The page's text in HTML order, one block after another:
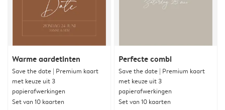
Warme aardetinten
Save the date | Premium kaart
met keuze uit 3
papierafwerkingen
Set van 10 kaarten
Perfecte combi
Save the date | Premium kaart
met keuze uit 3
papierafwerkingen
Set van 10 kaarten